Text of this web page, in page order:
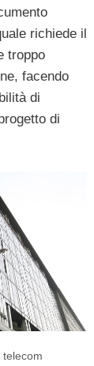
richiede il
troppo
facendo
di
di